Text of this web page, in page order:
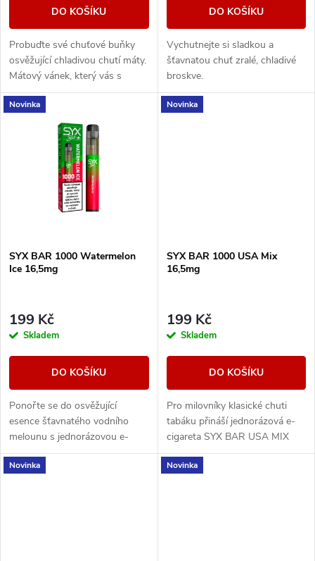
u
k
t
d
u
k
DO KOŠÍKU
Probuďte své chuťové buňky
osvěžující chladivou chutí máty.
Mátový vánek, který vás s
každým výdechem osvěží.
DO KOŠÍKU
Vychutnejte si sladkou a
šťavnatou chuť zralé, chladivé
broskve.
Novinka
SYX BAR 1000 Watermelon
Ice 16,5mg
199 Kč
Skladem
DO KOŠÍKU
Ponořte se do osvěžující
esence šťavnatého vodního
melounu s jednorázovou e-
cigaretou SYX BAR
Watermelon Ice.
Novinka
SYX BAR 1000 USA Mix
16,5mg
199 Kč
Skladem
DO KOŠÍKU
Pro milovníky klasické chuti
tabáku přináší jednorázová e-
cigareta SYX BAR USA MIX
známý a uspokojivý zážitek.
Novinka Novinka